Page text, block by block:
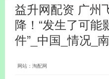
益升网配资 广州
降！“发生了可能
件”_中国_情况_
网站：淘配网